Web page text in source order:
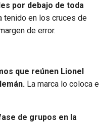
por debajo de toda
tenido en los cruces de
de error.
que reúnen Lionel
La marca lo coloca
de grupos en la